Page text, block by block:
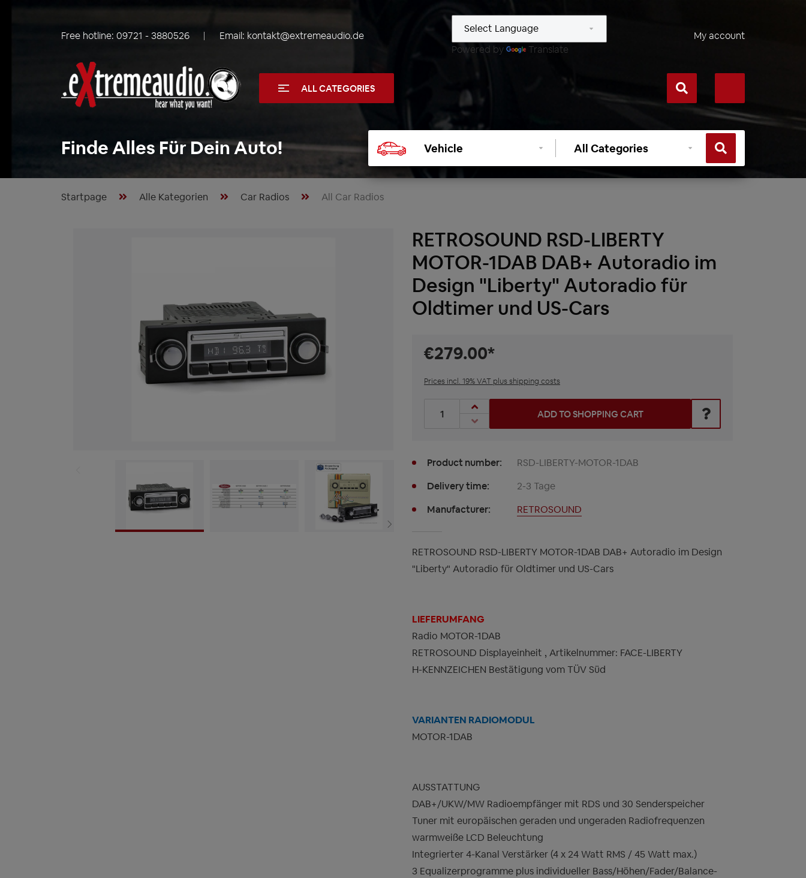
Free hotline: 09721 - 3880526 Email: kontakt@extremeaudio.de
Powered by
Translate
My account
ALL CATEGORIES
Finde Alles Für Dein Auto!
vehicle
Select
category
Startpage Alle Kategorien Car Radios All Car Radios
RETROSOUND RSD-LIBERTY
MOTOR-1DAB DAB+ Autoradio im
Design "Liberty" Autoradio für
Oldtimer und US-Cars
€279.00*
Prices incl. 19% VAT plus shipping costs
Product Quantity: Enter the desired amount or use the buttons to increase or decrease
ADD TO SHOPPING CART
Product number:
RSD-LIBERTY-MOTOR-1DAB
Delivery time:
2-3 Tage
Manufacturer:
RETROSOUND
RETROSOUND RSD-LIBERTY MOTOR-1DAB DAB+ Autoradio im Design
"Liberty" Autoradio für Oldtimer und US-Cars
LIEFERUMFANG
Radio MOTOR-1DAB
RETROSOUND Displayeinheit , Artikelnummer: FACE-LIBERTY
H-KENNZEICHEN Bestätigung vom TÜV Süd
VARIANTEN RADIOMODUL
MOTOR-1DAB
AUSSTATTUNG
DAB+/UKW/MW Radioempfänger mit RDS und 30 Senderspeicher
Tuner mit europäischen geraden und ungeraden Radiofrequenzen
warmweiße LCD Beleuchtung
Integrierter 4-Kanal Verstärker (4 x 24 Watt RMS / 45 Watt max.)
3 Equalizerprogramme plus individueller Bass/Höhen/Fader/Balance-